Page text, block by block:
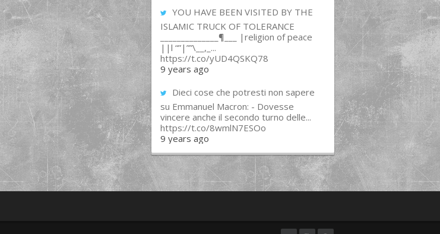
YOU HAVE BEEN VISITED BY THE
ISLAMIC TRUCK OF TOLERANCE
______________¶___ |religion of peace
||l “”|””\__,_...
https://t.co/yUD4QSKQ78
9 years ago
Dieci cose che potresti non sapere
su Emmanuel Macron: - Dovesse
vincere anche il secondo turno delle...
https://t.co/8wmlN7ESOo
9 years ago